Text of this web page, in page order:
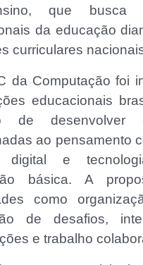
que busca
da educação
curriculares
da Computação foi
educacionais
de desenvolver
ao pensamento
digital e
básica. A
como
de desafios,
e trabalho